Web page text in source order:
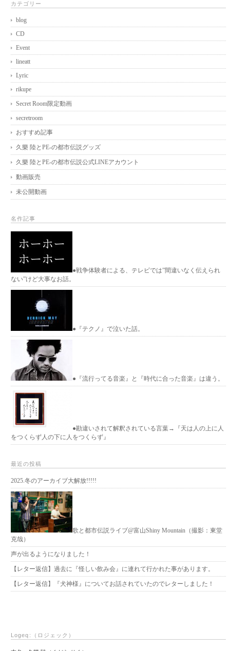
カテゴリー
blog
CD
Event
lineatt
Lyric
rikupe
Secret Room限定動画
secretroom
おすすめ記事
久樂 陸とPE-の都市伝説グッズ
久樂 陸とPE-の都市伝説公式LINEアカウント
動画販売
未公開動画
名作記事
●戦争体験者による、テレビでは”間違いなく伝えられ
ない”けど大事なお話。
●『テクノ』で泣いた話。
●『流行ってる音楽』と『時代に合った音楽』は違う。
●勘違いされて解釈されている言葉→『天は人の上に人
をつくらず人の下に人をつくらず』
最近の投稿
2025.冬のアーカイブ大解放!!!!!
歌と都市伝説ライブ@富山Shiny Mountain（撮影：東堂
克哉）
声が出るようになりました！
【レター返信】過去に『怪しい飲み会』に連れて行かれた事があります。
【レター返信】『犬神様』についてお話されていたのでレターしました！
Logeq:（ロジェック）